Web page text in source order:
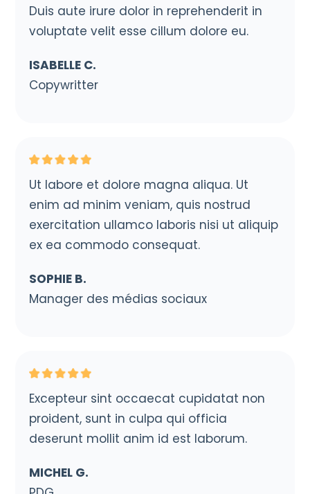
Duis aute irure dolor in reprehenderit in
voluptate velit esse cillum dolore eu.
ISABELLE C.
Copywritter
Ut labore et dolore magna aliqua. Ut
enim ad minim veniam, quis nostrud
exercitation ullamco laboris nisi ut aliquip
ex ea commodo consequat.
SOPHIE B.
Manager des médias sociaux
Excepteur sint occaecat cupidatat non
proident, sunt in culpa qui officia
deserunt mollit anim id est laborum.
MICHEL G.